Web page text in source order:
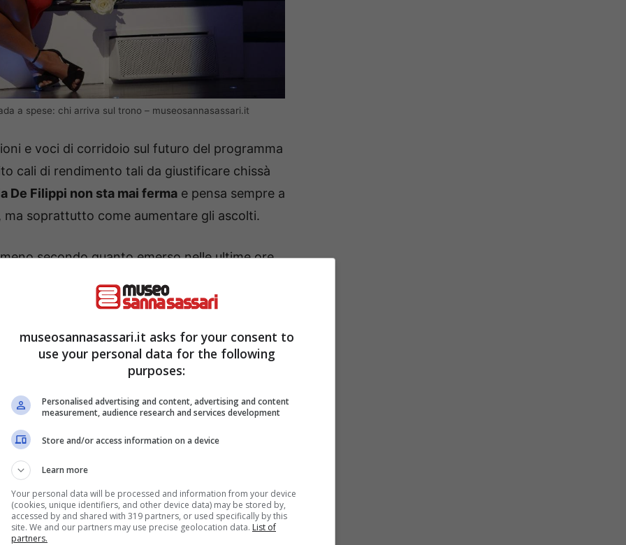
a spese: chi arriva sul trono – museosannasassari.it
e voci di corridoio sul futuro del programma
cali di rendimento tali da giustificare chissà
De Filippi non sta mai ferma e pensa sempre a
soprattutto come aumentare gli ascolti.
secondo quanto emerso nelle ultime ore,
veda protagonista un volto noto del mondo
dal suo pubblico. L’idea di sicuro
noto accetterebbe di affrontare i mesi
anima gemella?
ecco quale
sul trono il prossimo anno
quello della bellissima Francesca Tocca,
che gli appassionati di Amici e non solo
Come ben saprete la ballerinaè stata per
e proprio grazie a Maria De Filippi tra i due c’era
museosannasassari.it asks for your consent to
use your personal data for the following
purposes:
Personalised advertising and content, advertising and content
measurement, audience research and services development
Store and/or access information on a device
Learn more
Your personal data will be processed and information from your device
(cookies, unique identifiers, and other device data) may be stored by,
accessed by and shared with 319 partners, or used specifically by this
site. We and our partners may use precise geolocation data. List of
partners.